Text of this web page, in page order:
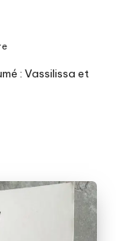
: Vassilissa et